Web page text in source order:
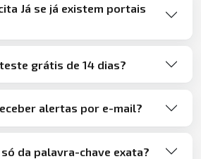
Já se já existem portais
grátis de 14 dias?
alertas por e-mail?
da palavra-chave exata?